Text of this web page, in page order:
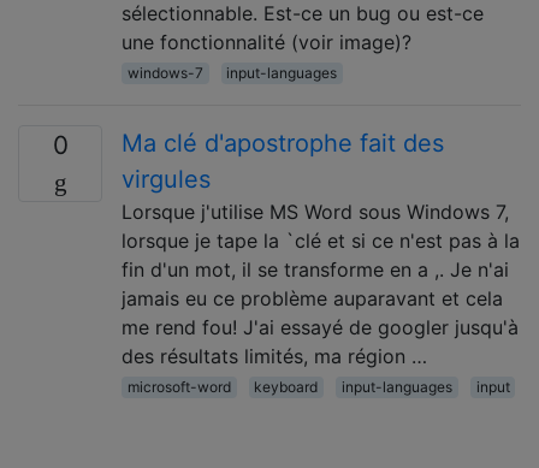
sélectionnable. Est-ce un bug ou est-ce
une fonctionnalité (voir image)?
windows-7 input-languages
0
Ma clé d'apostrophe fait des
virgules
Lorsque j'utilise MS Word sous Windows 7,
lorsque je tape la `clé et si ce n'est pas à la
fin d'un mot, il se transforme en a ,. Je n'ai
jamais eu ce problème auparavant et cela
me rend fou! J'ai essayé de googler jusqu'à
des résultats limités, ma région …
microsoft-word keyboard input-languages input